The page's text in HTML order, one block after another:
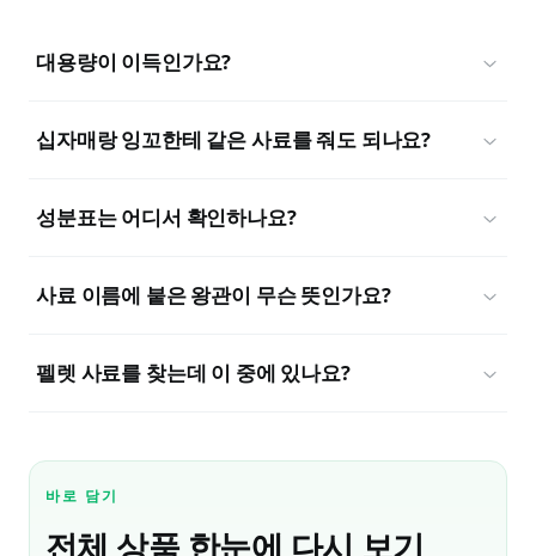
대용량이 이득인가요?
십자매랑 잉꼬한테 같은 사료를 줘도 되나요?
성분표는 어디서 확인하나요?
사료 이름에 붙은 왕관이 무슨 뜻인가요?
펠렛 사료를 찾는데 이 중에 있나요?
바로 담기
전체 상품 한눈에 다시 보기